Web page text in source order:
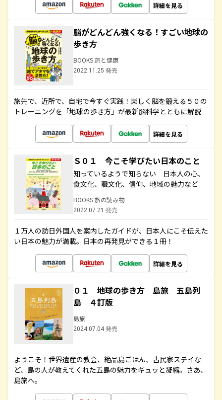
詳細を見る
脳がどんどん強くなる！すごい地球の
歩き方
BOOKS 旅と健康
2022.11.25 発売
旅先で、近所で、自宅で今すぐ実践！楽しく脳を鍛える５０の
トレーニングを「地球の歩き方」が最新脳科学とともに解説
詳細を見る
Ｓ０１ 今こそ学びたい日本のこと
知っているようで知らない 日本人の心、
食文化、職文化、信仰、地域の魅力など
BOOKS 旅の読み物
2022.07.21 発売
１万人の訪日外国人を案内したガイドが、日本人にこそ伝えた
い日本の魅力が満載。日本の再発見ができる１冊！
詳細を見る
０１ 地球の歩き方 島旅 五島列
島 ４訂版
島旅
2024.07.04 発売
ようこそ！世界遺産の教会、絶品島ごはん、古民家ステイな
ど、島の人が教えてくれた五島の魅力をギュッと凝縮。さあ、
島旅へ。